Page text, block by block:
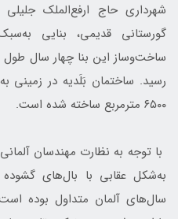
شهرداری حاج ارفع‌الملک
گورستانی قدیمی، بنایی
۶۵۰۰ مترمربع ساخته شده است.
با توجه به نظارت مهندسان
به‌شکل عقابی با بال‌های